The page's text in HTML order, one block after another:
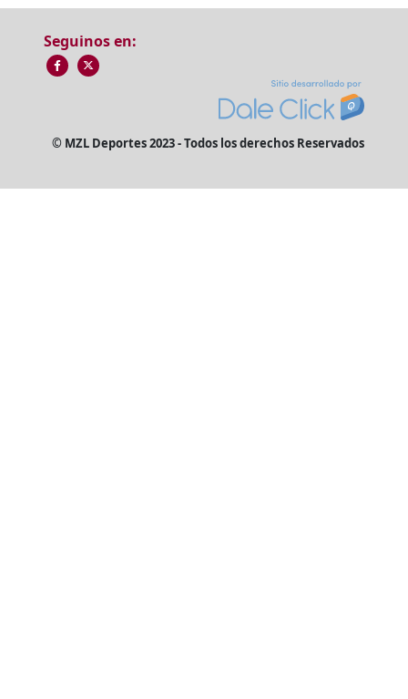
Seguinos en:
© MZL Deportes 2023 - Todos los derechos Reservados